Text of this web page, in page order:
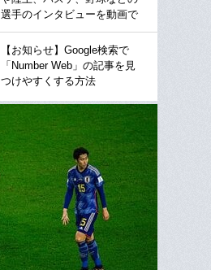
選手のインタビューを動画で
【お知らせ】Google検索で
「Number Web」の記事を見
つけやすくする方法